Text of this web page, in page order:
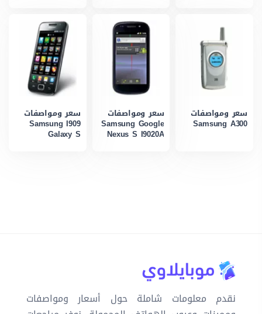
سعر ومواصفات
Samsung A300
سعر ومواصفات
Samsung Google
Nexus S I9020A
سعر ومواصفات
Samsung I909
Galaxy S
نقدم معلومات شاملة حول أسعار ومواصفات